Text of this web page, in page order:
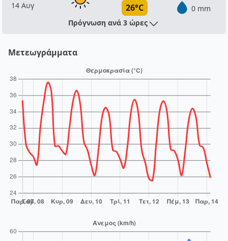
14 Αυγ
26°C
0 mm
Πρόγνωση ανά 3 ώρες
Μετεωγράμματα